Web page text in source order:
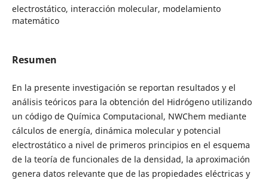
electrostático, interacción molecular, modelamiento
matemático
Resumen
En la presente investigación se reportan resultados y el
análisis teóricos para la obtención del Hidrógeno utilizando
un código de Química Computacional, NWChem mediante
cálculos de energía, dinámica molecular y potencial
electrostático a nivel de primeros principios en el esquema
de la teoría de funcionales de la densidad, la aproximación
genera datos relevante que de las propiedades eléctricas y